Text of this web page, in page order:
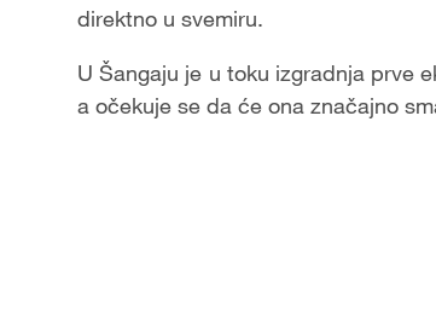
direktno u svemiru.
U Šangaju je u toku izgradnja prve
a očekuje se da će ona značajno